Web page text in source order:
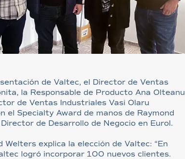
de Valtec, el Director de Ventas
la Responsable de Producto Ana Olteanu
de Ventas Industriales Vasi Olaru
el Specialty Award de manos de Raymond
de Desarrollo de Negocio en Eurol.
Welters explica la elección de Valtec: “En
logró incorporar 100 nuevos clientes.